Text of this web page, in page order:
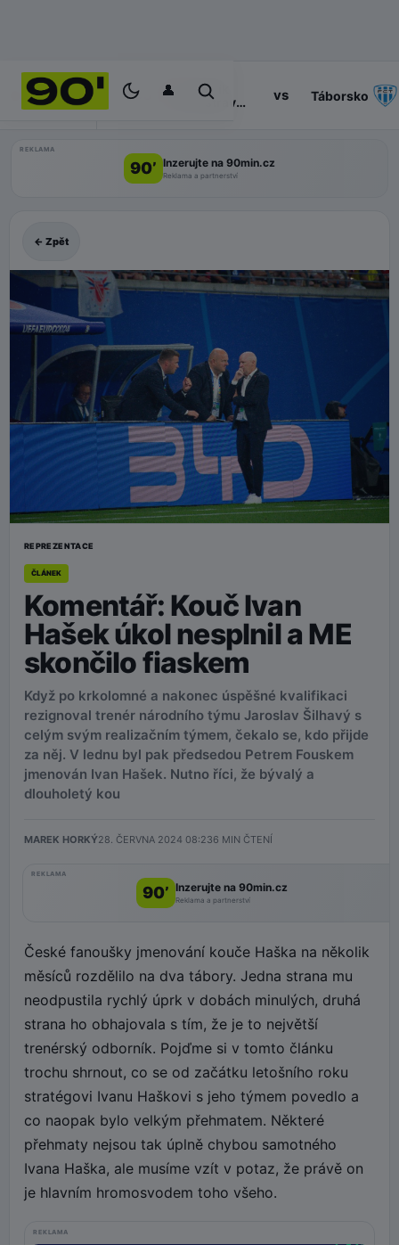
👤
PROGRAM 14:30
Baník
Ostrava
vs Táborsko
REKLAMA
90’ Inzerujte na 90min.cz
Reklama a partnerství
← Zpět
REPREZENTACE
ČLÁNEK
Komentář: Kouč Ivan
Hašek úkol nesplnil a ME
skončilo fiaskem
Když po krkolomné a nakonec úspěšné kvalifikaci
rezignoval trenér národního týmu Jaroslav Šilhavý s
celým svým realizačním týmem, čekalo se, kdo přijde
za něj. V lednu byl pak předsedou Petrem Fouskem
jmenován Ivan Hašek. Nutno říci, že bývalý a
dlouholetý kou
MAREK HORKÝ28. ČERVNA 2024 08:236 MIN ČTENÍ
REKLAMA
90’ Inzerujte na 90min.cz
Reklama a partnerství
České fanoušky jmenování kouče Haška na několik
měsíců rozdělilo na dva tábory. Jedna strana mu
neodpustila rychlý úprk v dobách minulých, druhá
strana ho obhajovala s tím, že je to největší
trenérský odborník. Pojďme si v tomto článku
trochu shrnout, co se od začátku letošního roku
stratégovi Ivanu Haškovi s jeho týmem povedlo a
co naopak bylo velkým přehmatem. Některé
přehmaty nejsou tak úplně chybou samotného
Ivana Haška, ale musíme vzít v potaz, že právě on
je hlavním hromosvodem toho všeho.
REKLAMA